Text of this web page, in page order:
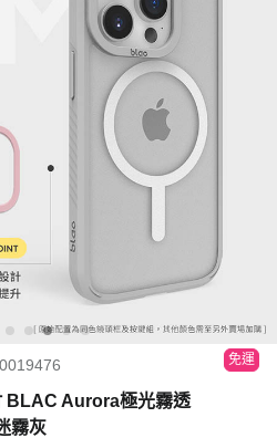
免運
BLAC Aurora極光霧透
霧灰